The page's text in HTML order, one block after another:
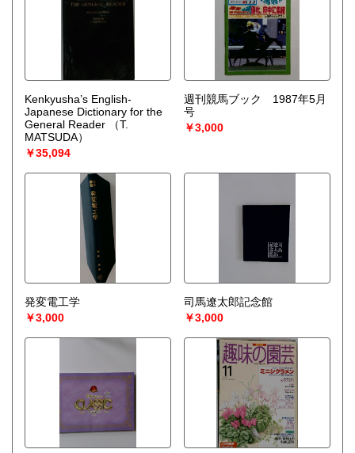
Kenkyusha’s English-
Japanese Dictionary for the
General Reader
（T.
MATSUDA）
￥35,094
週刊競馬ブック 1987年5月
号
￥3,000
発変電工学
￥3,000
司馬遼太郎記念館
￥3,000